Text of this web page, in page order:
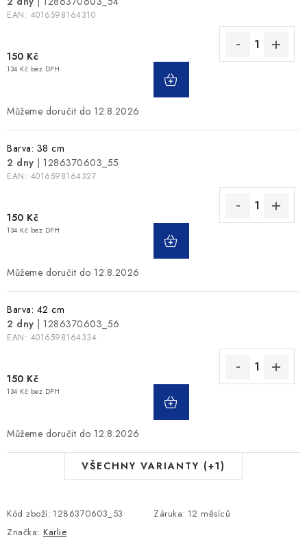
EAN: 4016598164310
150 Kč
134 Kč bez DPH
12.8.2026
Barva: 38 cm
2 dny
| 1286370603_55
EAN: 4016598164327
150 Kč
134 Kč bez DPH
12.8.2026
Barva: 42 cm
2 dny
| 1286370603_56
EAN: 4016598164334
150 Kč
134 Kč bez DPH
12.8.2026
VŠECHNY VARIANTY (+1)
Kód zboží: 1286370603_53 Záruka: 12 měsíců
Značka: Karlie